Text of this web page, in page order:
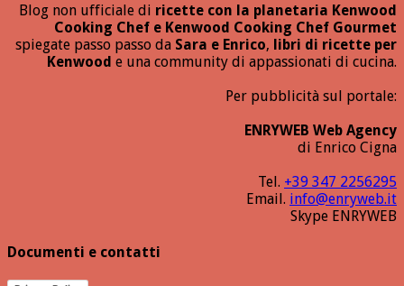
Blog non ufficiale di ricette con la planetaria Kenwood
Cooking Chef e Kenwood Cooking Chef Gourmet
spiegate passo passo da Sara e Enrico, libri di ricette per
Kenwood e una community di appassionati di cucina.
Per pubblicità sul portale:
ENRYWEB Web Agency
di Enrico Cigna
Tel. +39 347 2256295
Email. info@enryweb.it
Skype ENRYWEB
Documenti e contatti